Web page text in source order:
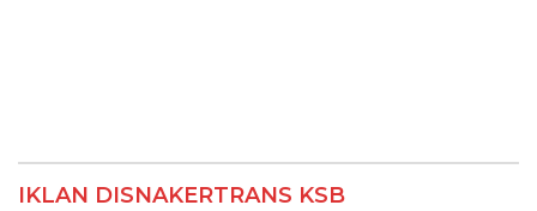
IKLAN DISNAKERTRANS KSB